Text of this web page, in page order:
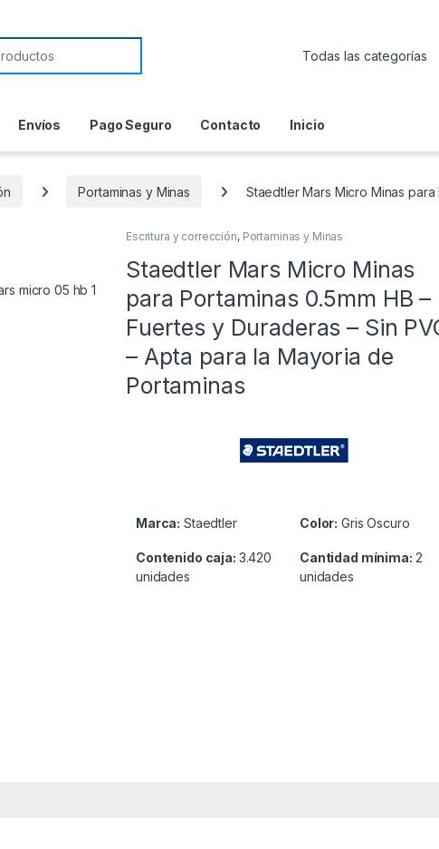
Envíos Pago Seguro Contacto Inicio
Portaminas y Minas Staedtler Mars Micro Minas para
Escritura y corrección, Portaminas y Minas
Staedtler Mars Micro Minas
para Portaminas 0.5mm HB –
Fuertes y Duraderas – Sin
– Apta para la Mayoria de
Portaminas
Marca: Staedtler Color: Gris Oscuro
Contenido caja: 3.420
unidades
Cantidad mínima: 2
unidades